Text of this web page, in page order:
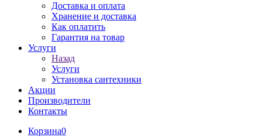
Доставка и оплата
Хранение и доставка
Как оплатить
Гарантия на товар
Услуги
Назад
Услуги
Установка сантехники
Акции
Производители
Контакты
Корзина0